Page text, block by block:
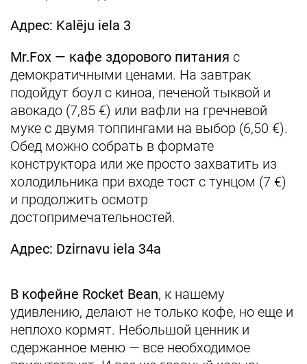
Адрес: Kalēju iela 3
Mr.Fox — кафе здорового питания с
демократичными ценами. На завтрак
подойдут боул с киноа, печеной тыквой и
авокадо (7,85 €) или вафли на гречневой
муке с двумя топпингами на выбор (6,50 €).
Обед можно собрать в формате
конструктора или же просто захватить из
холодильника при входе тост с тунцом (7 €)
и продолжить осмотр
достопримечательностей.
Адрес: Dzirnavu iela 34a
В кофейне Rocket Bean, к нашему
удивлению, делают не только кофе, но еще и
неплохо кормят. Небольшой ценник и
сдержанное меню — все необходимое